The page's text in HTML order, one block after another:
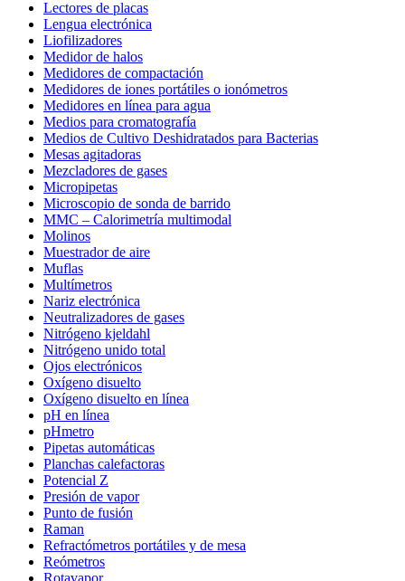
Lectores de placas
Lengua electrónica
Liofilizadores
Medidor de halos
Medidores de compactación
Medidores de iones portátiles o ionómetros
Medidores en línea para agua
Medios para cromatografía
Medios de Cultivo Deshidratados para Bacterias
Mesas agitadoras
Mezcladores de gases
Micropipetas
Microscopio de sonda de barrido
MMC – Calorimetría multimodal
Molinos
Muestrador de aire
Muflas
Multímetros
Nariz electrónica
Neutralizadores de gases
Nitrógeno kjeldahl
Nitrógeno unido total
Ojos electrónicos
Oxígeno disuelto
Oxígeno disuelto en línea
pH en línea
pHmetro
Pipetas automáticas
Planchas calefactoras
Potencial Z
Presión de vapor
Punto de fusión
Raman
Refractómetros portátiles y de mesa
Reómetros
Rotavapor